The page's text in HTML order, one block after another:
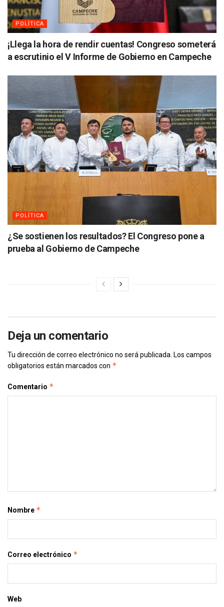
POLÍTICA
¡Llega la hora de rendir cuentas! Congreso someterá
a escrutinio el V Informe de Gobierno en Campeche
POLÍTICA
¿Se sostienen los resultados? El Congreso pone a
prueba al Gobierno de Campeche
Deja un comentario
Tu dirección de correo electrónico no será publicada. Los campos
obligatorios están marcados con *
Comentario *
Nombre *
Correo electrónico *
Web